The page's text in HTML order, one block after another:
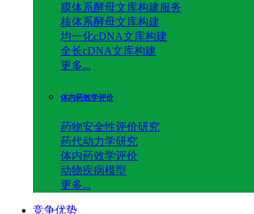
膜体系酵母文库构建服务
核体系酵母文库构建
均一化cDNA文库构建
全长cDNA文库构建
更多...
体内药效学评价
药物安全性评价研究
药代动力学研究
体内药效学评价
动物疾病模型
更多...
竞争优势